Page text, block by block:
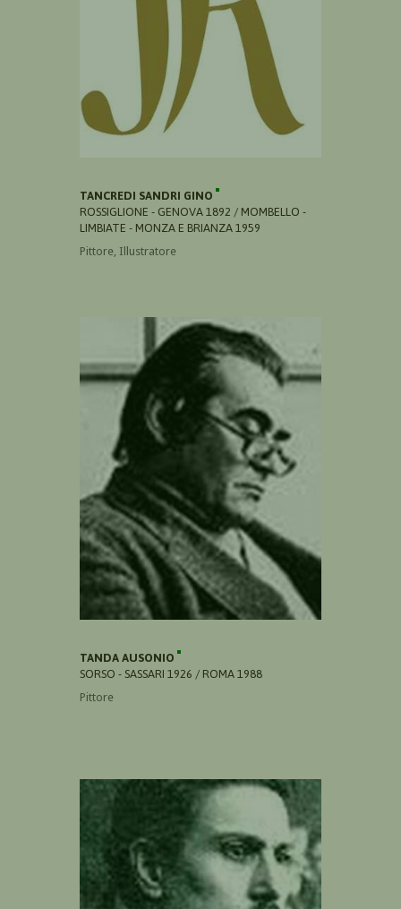
TANCREDI SANDRI GINO
ROSSIGLIONE - GENOVA 1892 / MOMBELLO -
LIMBIATE - MONZA E BRIANZA 1959
Pittore, Illustratore
TANDA AUSONIO
SORSO - SASSARI 1926 / ROMA 1988
Pittore